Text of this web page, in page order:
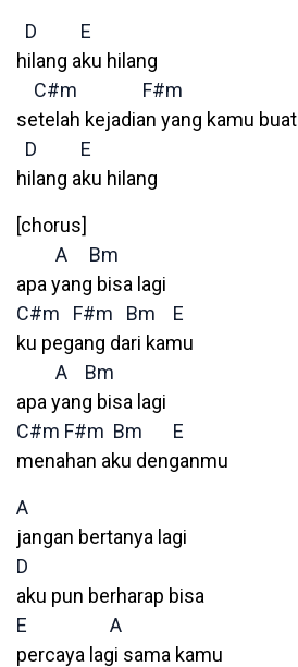
D
E
hilang aku hilang
C#m
F#m
setelah kejadian yang kamu buat
D
E
hilang aku hilang
[chorus]
A
Bm
apa yang bisa lagi
C#m
F#m Bm
E
ku pegang dari kamu
A
Bm
apa yang bisa lagi
C#m F#m Bm
E
menahan aku denganmu
A
jangan bertanya lagi
D
aku pun berharap bisa
E
A
percaya lagi sama kamu